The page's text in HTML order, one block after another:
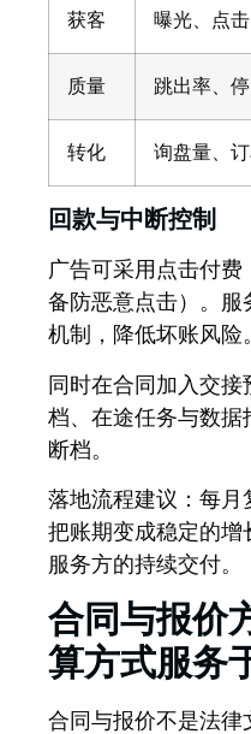
获客 曝光、点
质量 跳出率、
转化 询盘量、
回款与中断控制
广告可采用点击付费
备防恶意点击）。服
机制，降低坏账风险。
同时在合同加入交接
档、在途任务与数
断档。
落地流程建议： 每月
把账期变成稳定的
服务方的持续交付。
合同与报价
算方式服务
合同与报价不是法律